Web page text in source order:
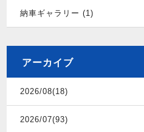
納車ギャラリー (1)
アーカイブ
2026/08(18)
2026/07(93)